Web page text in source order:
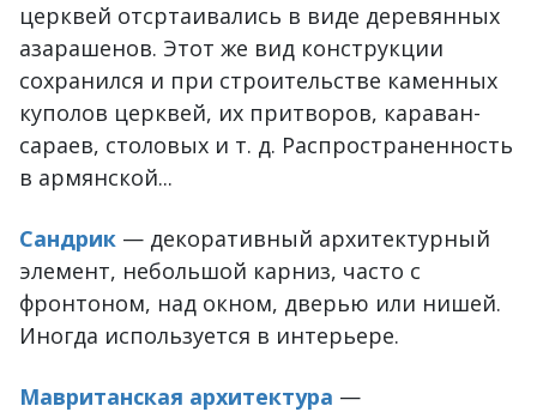
церквей отсртаивались в виде деревянных
азарашенов. Этот же вид конструкции
сохранился и при строительстве каменных
куполов церквей, их притворов, караван-
сараев, столовых и т. д. Распространенность
в армянской...
Сандрик — декоративный архитектурный
элемент, небольшой карниз, часто с
фронтоном, над окном, дверью или нишей.
Иногда используется в интерьере.
Мавританская архитектура —